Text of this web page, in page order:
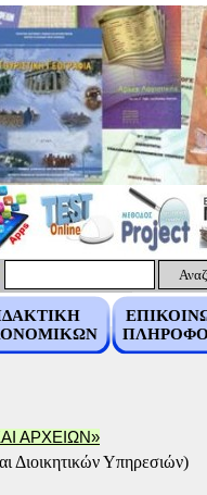
ΑΡΧΕΙΩΝ»
Διοικητικών Υπηρεσιών)